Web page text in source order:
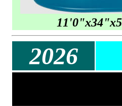
2026